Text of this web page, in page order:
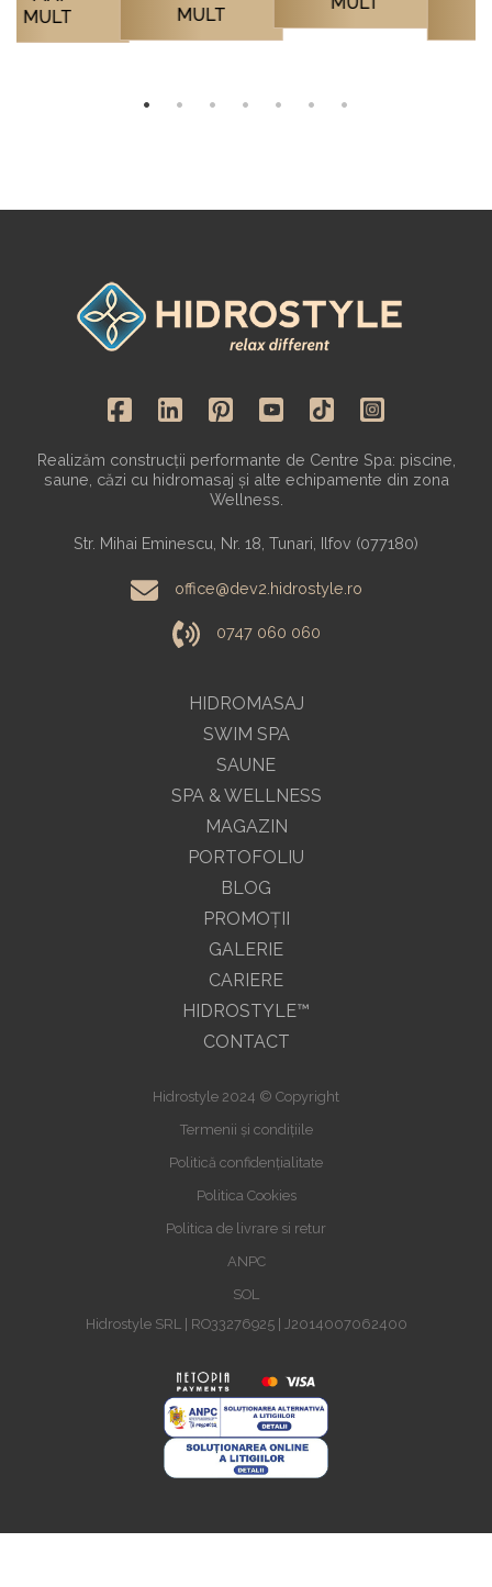
HIDROMASAJ
SWIM SPA
SAUNE
SPA & WELLNESS
MAGAZIN
Realizăm construcții performante de Centre Spa: piscine,
saune, căzi cu hidromasaj și alte echipamente din zona
Wellness.
Str. Mihai Eminescu, Nr. 18, Tunari, Ilfov (077180)
office@dev2.hidrostyle.ro
0747 060 060
PORTOFOLIU
BLOG
PROMOŢII
GALERIE
CARIERE
HIDROSTYLE™
CONTACT
Hidrostyle 2024 © Copyright
Termenii și condițiile
Politică confidențialitate
Politica Cookies
Politica de livrare si retur
ANPC
SOL
Hidrostyle SRL | RO33276925 | J2014007062400